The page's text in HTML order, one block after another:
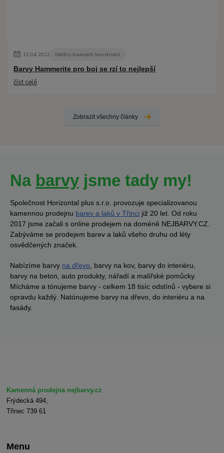
12.04.2022 Nátěry kovových konstrukcí
Barvy Hammerite pro boj se rzí to nejlepší
číst celé
Zobrazit všechny články
Na barvy jsme tady my!
Společnost Horizontal plus s.r.o. provozuje specializovanou
kamennou prodejnu barev a laků v Třinci již 20 let. Od roku
2017 jsme začali s online prodejem na doméně NEJBARVY.CZ.
Zabýváme se prodejem barev a laků všeho druhu od léty
osvědčených značek.
Nabízíme barvy na dřevo , barvy na kov, barvy do interiéru,
barvy na beton, auto produkty, nářadí a malířské pomůcky.
Mícháme a tónujeme barvy - celkem 18 tisíc odstínů - vybere si
opravdu každý. Natónujeme barvy na dřevo, do interiéru a na
fasády.
Kamenná prodejna nejbarvy.cz
Frýdecká 494,
Třinec 739 61
Menu